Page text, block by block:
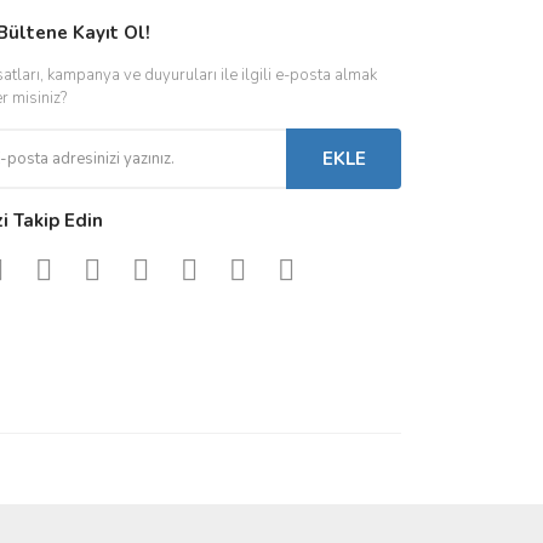
Kayıt Ol!
kampanya ve duyuruları ile ilgili e-posta almak
misiniz?
EKLE
Takip Edin